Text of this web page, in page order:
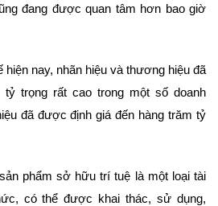
đang được quan tâm hơn bao giờ
hiện nay, nhãn hiệu và thương hiệu đã
trọng rất cao trong một số doanh
đã được định giá đến hàng trăm tỷ
phẩm sở hữu trí tuệ là một loại tài
có thể được khai thác, sử dụng,